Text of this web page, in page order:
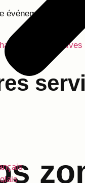
événement se
soirées